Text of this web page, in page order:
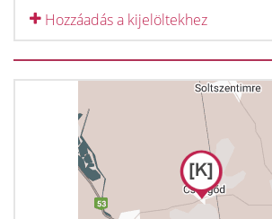
Hozzáadás a kijelöltekhez